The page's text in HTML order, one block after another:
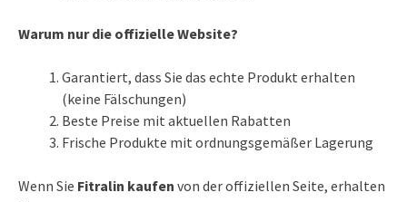
Warum nur die offizielle Website?
Garantiert, dass Sie das echte Produkt erhalten
(keine Fälschungen)
Beste Preise mit aktuellen Rabatten
Frische Produkte mit ordnungsgemäßer Lagerung
Wenn Sie Fitralin kaufen von der offiziellen Seite, erhalten